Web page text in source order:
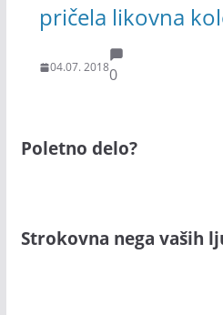
pričela likovna
04.07. 20180
Poletno delo?
Strokovna nega vaših